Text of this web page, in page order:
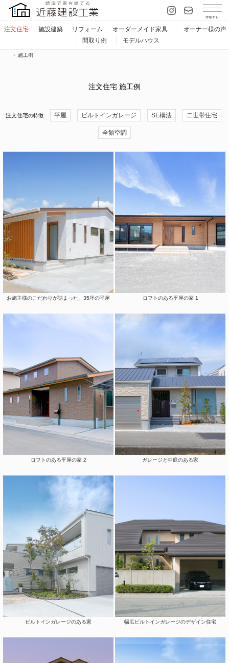
注文住宅 施設建築 リフォーム オーダーメイド家具
オーナー様の声
間取り例
モデルハウス
施工例
注文住宅 施工例
注文住宅の特徴 平屋 ビルトインガレージ SE構法 二世帯住宅
全館空調
お施主様のこだわりが詰まった、35坪の平屋 ロフトのある平屋の家 1
ロフトのある平屋の家 2 ガレージと中庭のある家
ビルトインガレージのある家 幅広ビルトインガレージのデザイン住宅